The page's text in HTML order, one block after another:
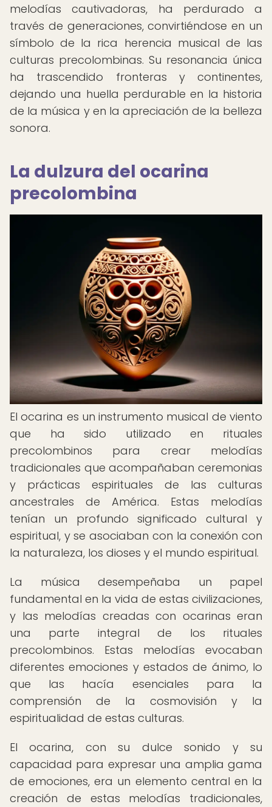
melodías cautivadoras, ha perdurado a
través de generaciones, convirtiéndose en un
símbolo de la rica herencia musical de las
culturas precolombinas. Su resonancia única
ha trascendido fronteras y continentes,
dejando una huella perdurable en la historia
de la música y en la apreciación de la belleza
sonora.
La dulzura del ocarina
precolombina
El ocarina es un instrumento musical de viento
que ha sido utilizado en rituales
precolombinos para crear melodías
tradicionales que acompañaban ceremonias
y prácticas espirituales de las culturas
ancestrales de América. Estas melodías
tenían un profundo significado cultural y
espiritual, y se asociaban con la conexión con
la naturaleza, los dioses y el mundo espiritual.
La música desempeñaba un papel
fundamental en la vida de estas civilizaciones,
y las melodías creadas con ocarinas eran
una parte integral de los rituales
precolombinos. Estas melodías evocaban
diferentes emociones y estados de ánimo, lo
que las hacía esenciales para la
comprensión de la cosmovisión y la
espiritualidad de estas culturas.
El ocarina, con su dulce sonido y su
capacidad para expresar una amplia gama
de emociones, era un elemento central en la
creación de estas melodías tradicionales,